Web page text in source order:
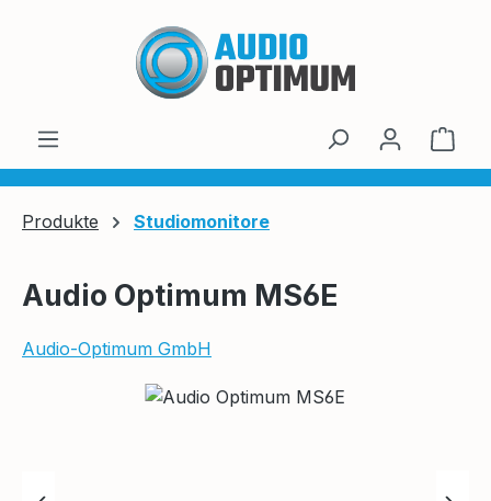
Zum Hauptinhalt springen
Produkte Studiomonitore
Audio Optimum MS6E
Audio-Optimum GmbH
Bildergalerie überspringen